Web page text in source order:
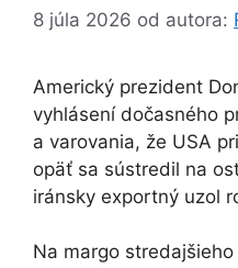
8 júla 2026 od autora:
Americký prezident
vyhlásení dočasného
a varovania, že USA
opäť sa sústredil na
iránsky exportný uzol
Na margo